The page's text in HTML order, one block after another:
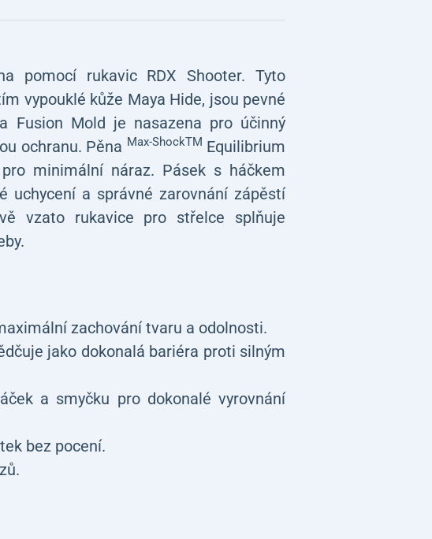
pomocí rukavic RDX Shooter. Tyto
vypouklé kůže Maya Hide, jsou pevné
Fusion Mold je nasazena pro účinný
ochranu. Pěna Max-ShockTM Equilibrium
minimální náraz. Pásek s háčkem
uchycení a správné zarovnání zápěstí
vzato rukavice pro střelce splňuje
zachování tvaru a odolnosti.
jako dokonalá bariéra proti silným
a smyčku pro dokonalé vyrovnání
bez pocení.